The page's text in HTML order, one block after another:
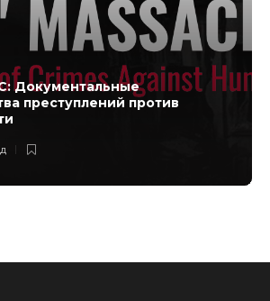
Документальные
преступлений против